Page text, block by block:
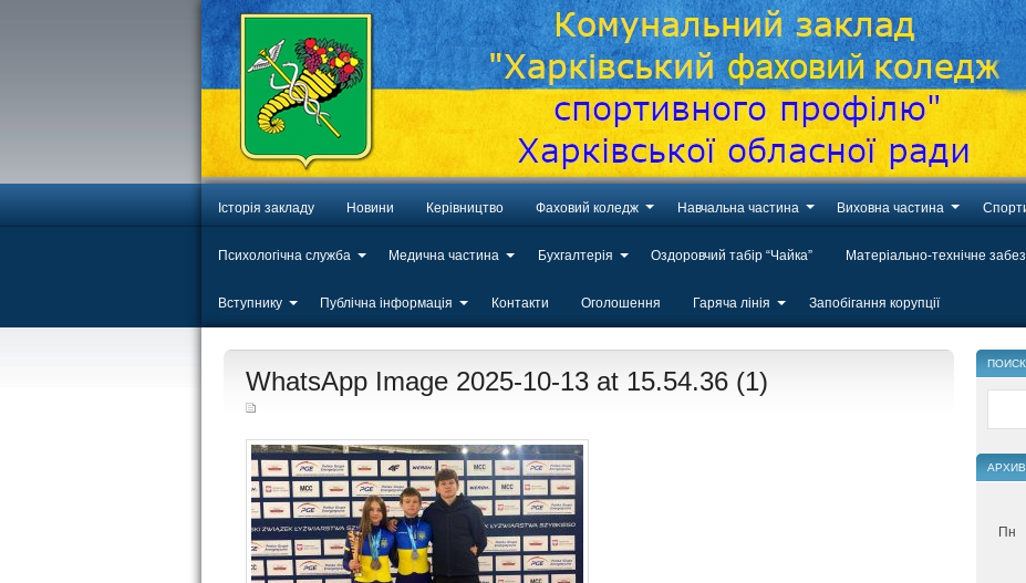
Історія закладу Новини Керівництво Фаховий коледж Навчальна частина Виховна частина
Психологічна служба Медична частина Бухгалтерія Оздоровчий табір “Чайка” Матеріально-технічне
Вступнику Публічна інформація Контакти Оголошення Гаряча лінія Запобігання корупції
20
WhatsApp Image 2025-10-13 at 15.54.36 (1)
ПОИСК
Пн